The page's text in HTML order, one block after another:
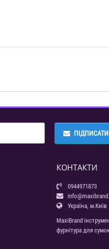
КОНТАКТИ
0944971873
Україна, м.Київ
MaxiBrand
фурнітура для